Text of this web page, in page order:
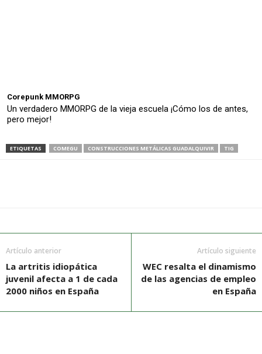
Corepunk MMORPG
Un verdadero MMORPG de la vieja escuela ¡Cómo los de antes,
pero mejor!
ETIQUETAS COMEGU CONSTRUCCIONES METÁLICAS GUADALQUIVIR TIG
Artículo anterior
La artritis idiopática
juvenil afecta a 1 de cada
2000 niños en España
Artículo siguiente
WEC resalta el dinamismo
de las agencias de empleo
en España